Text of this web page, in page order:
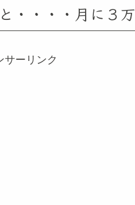
・・・月に３万
サーリンク